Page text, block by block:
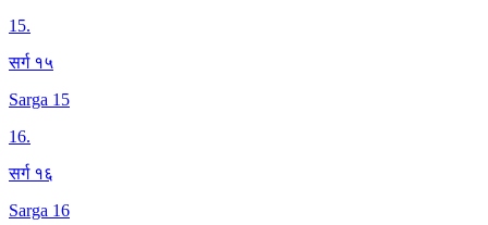
15.
सर्ग १५
Sarga 15
16.
सर्ग १६
Sarga 16